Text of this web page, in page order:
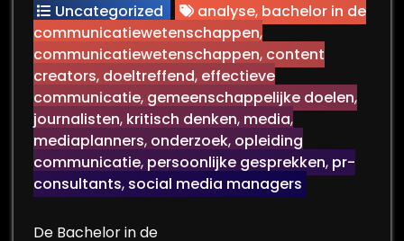
Uncategorized analyse, bachelor in de
communicatiewetenschappen,
communicatiewetenschappen, content
creators, doeltreffend, effectieve
communicatie, gemeenschappelijke doelen,
journalisten, kritisch denken, media,
mediaplanners, onderzoek, opleiding
communicatie, persoonlijke gesprekken, pr-
consultants, social media managers
De Bachelor in de